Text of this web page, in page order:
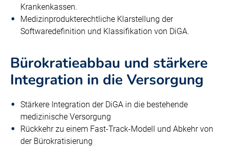
Krankenkassen.
Medizinprodukterechtliche Klarstellung der
Softwaredefinition und Klassifikation von DiGA.
Bürokratieabbau und stärkere
Integration in die Versorgung
Stärkere Integration der DiGA in die bestehende
medizinische Versorgung
Rückkehr zu einem Fast-Track-Modell und Abkehr von
der Bürokratisierung